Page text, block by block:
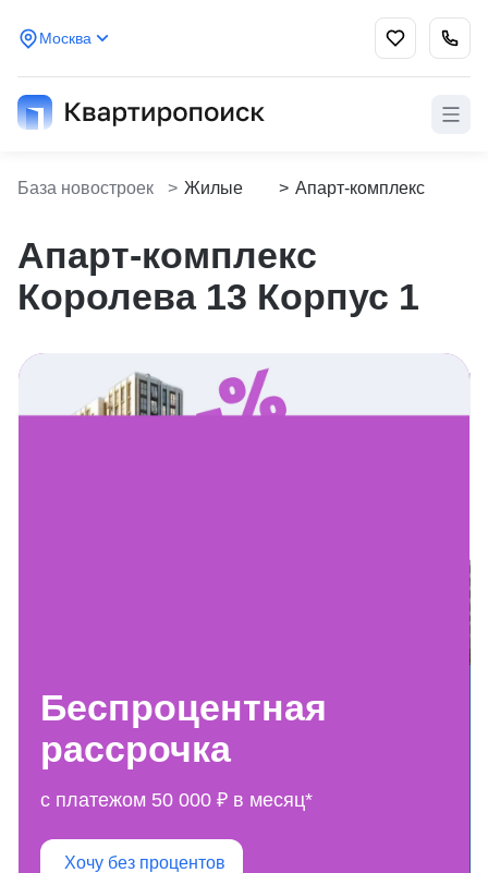
Москва
База новостроек
> Жилые
> Апарт-комплекс
Апарт-комплекс
Королева 13 Корпус 1
Беспроцентная
рассрочка
с платежом 50 000 ₽ в месяц*
Хочу без процентов